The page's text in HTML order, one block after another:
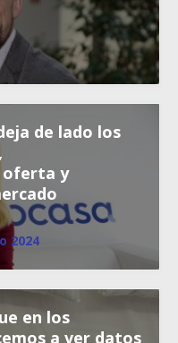
de lado los
oferta y
2024
en los
a ver datos